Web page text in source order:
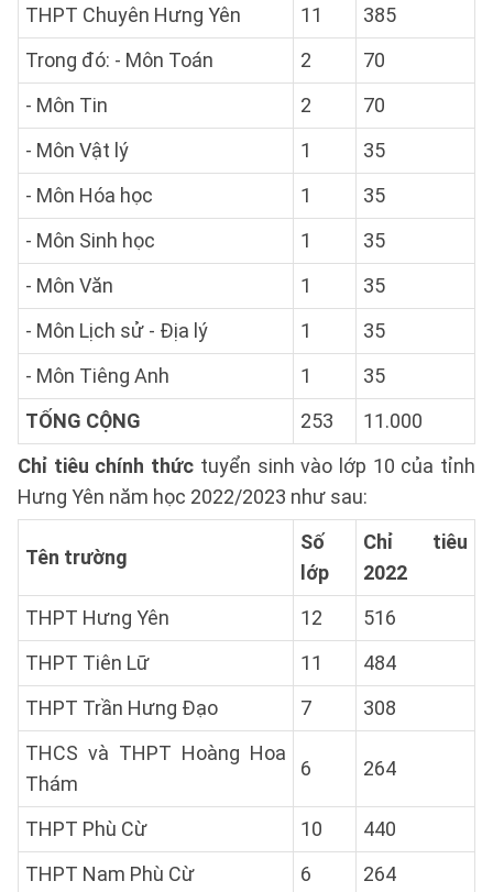
THPT Chuyên Hưng Yên
11
385
Trong đó: - Môn Toán
2
70
- Môn Tin
2
70
- Môn Vật lý
1
35
- Môn Hóa học
1
35
- Môn Sinh học
1
35
- Môn Văn
1
35
- Môn Lịch sử - Địa lý
1
35
- Môn Tiêng Anh
1
35
TỐNG CỘNG
253
11.000
Chỉ tiêu chính thức tuyển sinh vào lớp 10 của tỉnh
Hưng Yên năm học 2022/2023 như sau:
Tên trường
Số
lớp
Chỉ tiêu
2022
THPT Hưng Yên
12
516
THPT Tiên Lữ
11
484
THPT Trần Hưng Đạo
7
308
THCS và THPT Hoàng Hoa
Thám
6 264
THPT Phù Cừ 10
440
THPT Nam Phù Cừ
6
264